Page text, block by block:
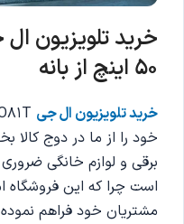
50 اینچ از بانه
خرید تلویزیون ال جی
خود را از ما در دوج کالا
برقی و لوازم خانگی
است چرا که این فروشگاه
مشتریان خود فراهم